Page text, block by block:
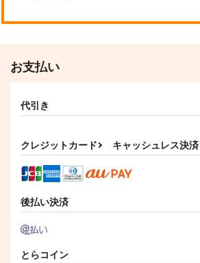
1,793
伊黒小芭内
作品詳細
680
作品詳細
お支払い
代引き
クレジットカード キャッシュレス決済
後払い決済
とらコイン